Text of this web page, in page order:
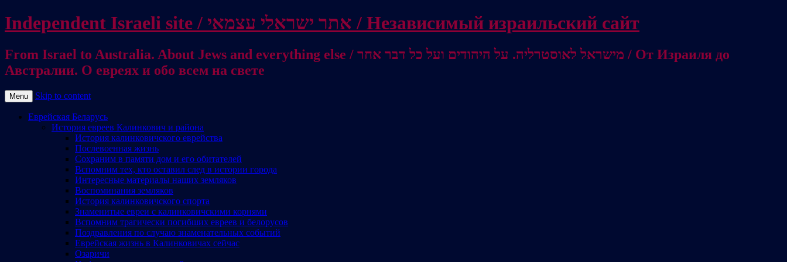
Independent Israeli site / אתר ישראלי עצמאי / Независимый израильский сайт
From Israel to Australia. About Jews and everything else / מישראל לאוסטרליה. על היהודים ועל כל דבר אחר / От Израиля до
Австралии. О евреях и обо всем на свете
Menu Skip to content
Еврейская Беларусь
История евреев Калинкович и района
История калинковичского еврейства
Послевоенная жизнь
Сохраним в памяти дом и его обитателей
Вспомним тех, кто оставил след в истории города
Интересные материалы наших земляков
Воспоминания земляков
История калинковичского спорта
Знаменитые евреи с калинковичскими корнями
Вспомним трагически погибших евреев и белорусов
Поздравления по случаю знаменательных событий
Еврейская жизнь в Калинковичах сейчас
Озаричи